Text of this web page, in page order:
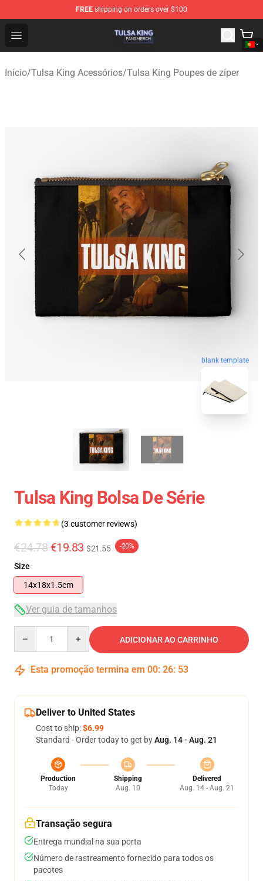
FREE shipping on orders over $100
Open menu
Tulsa King Shop - Official Tulsa King Merchandise Store
Início/Tulsa King Acessórios/Tulsa King Poupes de zíper
blank template
Tulsa King Bolsa De Série
(3 customer reviews)
€24.78 €19.83 $21.55 -20%
Size
14x18x1.5cm
Ver guia de tamanhos
ADICIONAR AO CARRINHO
Esta promoção termina em 00: 26: 53
Deliver to United States
Cost to ship:$6.99
Standard - Order today to get byAug. 14 - Aug. 21
Production
Today
Shipping
Aug. 10
Delivered
Aug. 14 - Aug. 21
Transação segura
Entrega mundial na sua porta
Número de rastreamento fornecido para todos os
pacotes